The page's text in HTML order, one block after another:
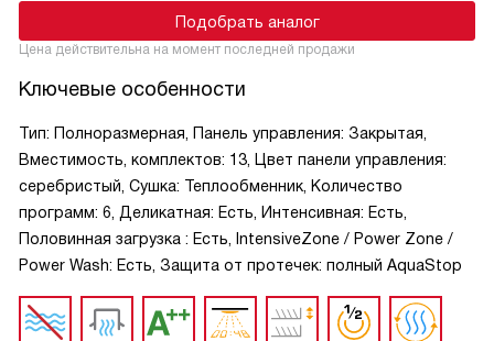
Подобрать аналог
Цена действительна на момент последней продажи
Ключевые особенности
Тип: Полноразмерная, Панель управления: Закрытая,
Вместимость, комплектов: 13, Цвет панели управления:
серебристый, Сушка: Теплообменник, Количество
программ: 6, Деликатная: Есть, Интенсивная: Есть,
Половинная загрузка : Есть, IntensiveZone / Power Zone /
Power Wash: Есть, Защита от протечек: полный AquaStop